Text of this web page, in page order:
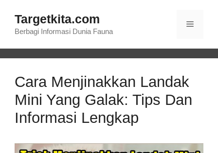
Targetkita.com
Berbagi Informasi Dunia Fauna
Menu
Cara Menjinakkan Landak
Mini Yang Galak: Tips Dan
Informasi Lengkap